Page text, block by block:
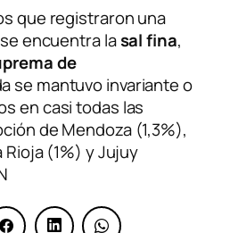
que registraron una
encuentra lasal fina,
de
se mantuvo invariante o
en casi todas las
de Mendoza (1,3%),
Rioja (1%) y Jujuy